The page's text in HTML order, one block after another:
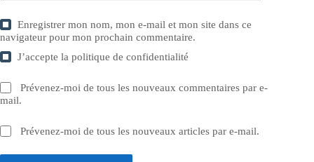
Enregistrer mon nom, mon e-mail et mon site dans ce
navigateur pour mon prochain commentaire.
J’accepte lapolitique de confidentialité
Prévenez-moi de tous les nouveaux commentaires par e-
mail.
Prévenez-moi de tous les nouveaux articles par e-mail.